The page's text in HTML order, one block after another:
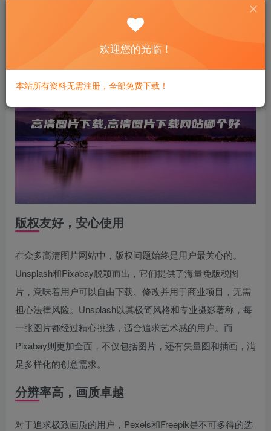
高清图片下载平台，帮助您在浩瀚的图海中精准捕捞，满足
版权友好，安心使用
在众多高清图片网站中，版权问题始终是用户最关心的。
Unsplash和Pixabay脱颖而出，它们提供了海量免版税图
片，意味着用户可以自由下载、修改并用于商业项目，无需
担心法律风险。Unsplash以其极简风格和专业摄影著称，每
一张图片都经过精心挑选，适合追求艺术感的用户。而
Pixabay则更加全面，不仅包括图片，还有矢量图和插画，满
足多样化的创意需求。
分辨率高，画质卓越
对于追求极致画质的用户，Pexels和Freepik是不可多得的选
欢迎您的光临！
本站所有资料无需注册，全部免费下载！